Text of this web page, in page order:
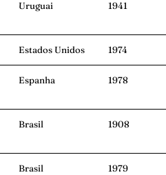
Uruguai 1941
Estados Unidos 1974
Espanha 1978
Brasil 1908
Brasil 1979